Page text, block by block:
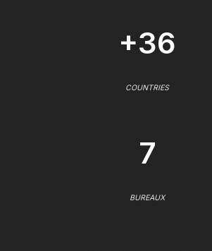
+36
COUNTRIES
7
BUREAUX